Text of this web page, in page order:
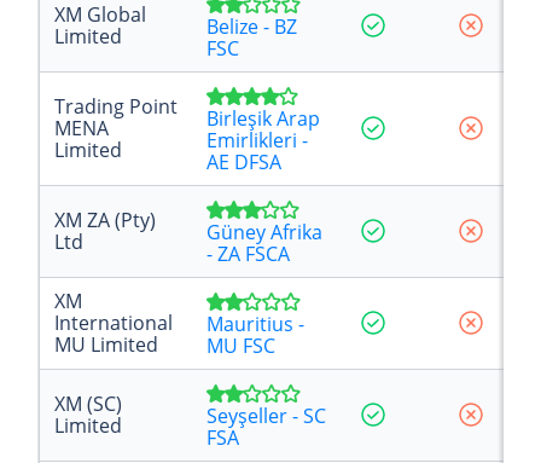
XM Global
Limited
Belize - BZ
FSC
Trading Point
MENA
Limited
Birleşik Arap
Emirlikleri -
AE DFSA
XM ZA (Pty)
Ltd
Güney Afrika
- ZA FSCA
XM
International
MU Limited
Mauritius -
MU FSC
XM (SC)
Limited
Seyşeller - SC
FSA